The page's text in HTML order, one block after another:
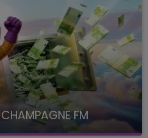
FM
FM, à 8H10